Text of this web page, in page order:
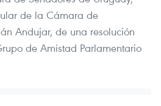
de la Cámara de
Andujar, de una resolución
de Amistad Parlamentario